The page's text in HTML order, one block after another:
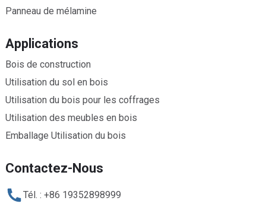
Panneau de mélamine
Applications
Bois de construction
Utilisation du sol en bois
Utilisation du bois pour les coffrages
Utilisation des meubles en bois
Emballage Utilisation du bois
Contactez-Nous
Tél. : +86 19352898999